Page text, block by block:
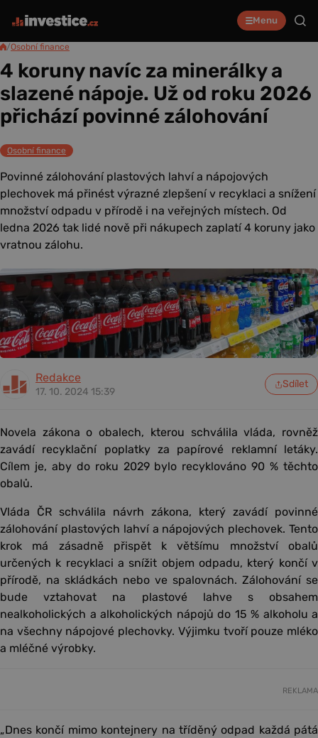
Menu
/Osobní finance
4 koruny navíc za minerálky a
slazené nápoje. Už od roku 2026
přichází povinné zálohování
Osobní finance
Povinné zálohování plastových lahví a nápojových
plechovek má přinést výrazné zlepšení v recyklaci a snížení
množství odpadu v přírodě i na veřejných místech. Od
ledna 2026 tak lidé nově při nákupech zaplatí 4 koruny jako
vratnou zálohu.
Redakce
17. 10. 2024 15:39
Sdílet
Novela zákona o obalech, kterou schválila vláda, rovněž
zavádí recyklační poplatky za papírové reklamní letáky.
Cílem je, aby do roku 2029 bylo recyklováno 90 % těchto
obalů.
Vláda ČR schválila návrh zákona, který zavádí povinné
zálohování plastových lahví a nápojových plechovek. Tento
krok má zásadně přispět k většímu množství obalů
určených k recyklaci a snížit objem odpadu, který končí v
přírodě, na skládkách nebo ve spalovnách. Zálohování se
bude vztahovat na plastové lahve s obsahem
nealkoholických a alkoholických nápojů do 15 % alkoholu a
na všechny nápojové plechovky. Výjimku tvoří pouze mléko
a mléčné výrobky.
REKLAMA
„Dnes končí mimo kontejnery na tříděný odpad každá pátá